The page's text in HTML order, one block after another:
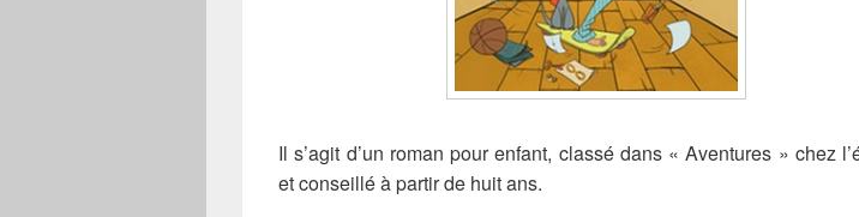
Il s’agit d’un roman pour enfant, classé dans « Aventures » chez
et conseillé à partir de huit ans.